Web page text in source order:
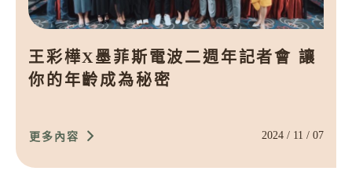
王彩樺X墨菲斯電波二週年記者會 讓
你的年齡成為秘密
更多內容 2024 / 11 / 07